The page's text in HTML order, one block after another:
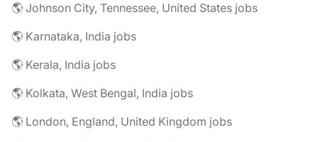
🌎 Johnson City, Tennessee, United States jobs
🌎 Karnataka, India jobs
🌎 Kerala, India jobs
🌎 Kolkata, West Bengal, India jobs
🌎 London, England, United Kingdom jobs